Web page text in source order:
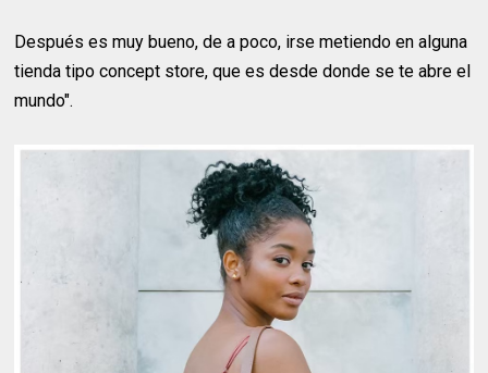
Después es muy bueno, de a poco, irse metiendo en alguna
tienda tipo concept store, que es desde donde se te abre el
mundo".